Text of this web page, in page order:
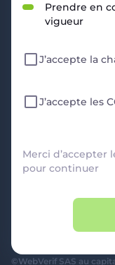
Mentions légales
CGV Marchands
INFORMATIONS
Marchands
A PROPOS
Aide
Contact support
©WebVerif SAS au
Prendre en
vigueur
J’accepte la
J’accepte les
Merci d’accepter
pour continuer